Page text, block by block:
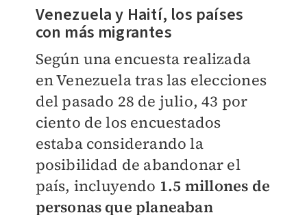
Venezuela y Haití, los países
con más migrantes
Según una encuesta realizada
en Venezuela tras las elecciones
del pasado 28 de julio, 43 por
ciento de los encuestados
estaba considerando la
posibilidad de abandonar el
país, incluyendo 1.5 millones de
personas que planeaban